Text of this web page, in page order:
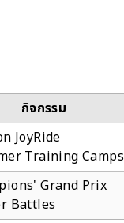
กิจกรรม
JoyRide
Training Camps
Grand Prix
Battles